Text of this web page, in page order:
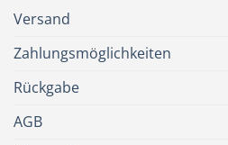
Versand
Zahlungsmöglichkeiten
Rückgabe
AGB